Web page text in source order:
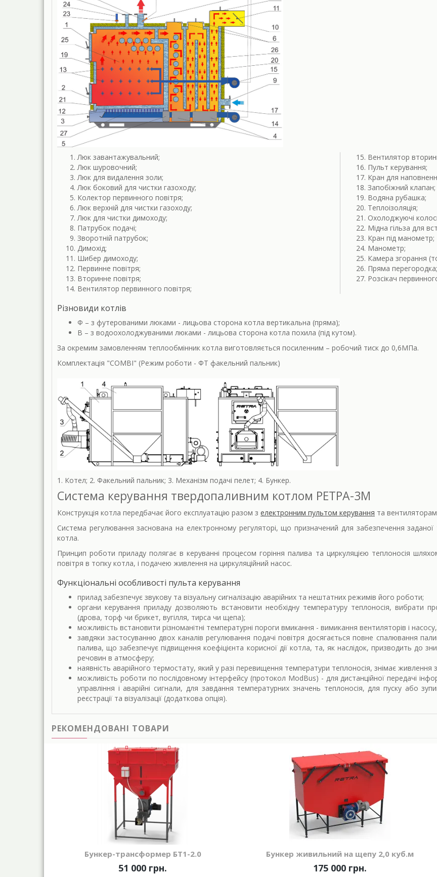
Люк завантажувальний;
Люк шуровочний;
Люк для видалення золи;
Люк боковий для чистки газоходу;
Колектор первинного повітря;
Люк верхній для чистки газоходу;
Люк для чистки димоходу;
Патрубок подачі;
Зворотній патрубок;
Димохід;
Шибер димоходу;
Первинне повітря;
Вторинне повітря;
Вентилятор первинного повітря;
Вентилятор
Пульт керування;
Кран для
Запобіжний клапан;
Водяна рубашка;
Теплоізоляція;
Охолоджуючі
Мідна гільза для
Кран під манометр;
Манометр;
Камера згорання
Пряма перегородка;
Розсікач
Різновиди котлів
Ф – з футерованими люками - лицьова сторона котла вертикальна (пряма);
В – з водоохолоджуваними люками - лицьова сторона котла похила (під кутом).
За окремим замовленням теплообмінник котла виготовляється посиленним – робочий тиск до 0,6МПа.
Комплектація "COMBI" (Режим роботи - ФТ факельний пальник)
1. Котел; 2. Факельний пальник; 3. Механізм подачі пелет; 4. Бункер.
Система керування твердопаливним котлом РЕТРА-3М
Конструкція котла передбачає його експлуатацію разом з електронним пультом керування та
Система регулювання заснована на електронному регуляторі, що призначений для забезпечення
котла.
Принцип роботи приладу полягає в керуванні процесом горіння палива та циркуляцією теплоносія
повітря в топку котла, і подачею живлення на циркуляційний насос.
Функціональні особливості пульта керування
прилад забезпечує звукову та візуальну сигналізацію аварійних та нештатних режимів його роботи;
органи керування приладу дозволяють встановити необхідну температуру теплоносія, вибрати
(дрова, торф чи брикет, вугілля, тирса чи щепа);
можливість встановити різноманітні температурні пороги вмикання - вимикання вентиляторів і
завдяки застосуванню двох каналів регулювання подачі повітря досягається повне спалювання
палива, що забезпечує підвищення коефіцієнта корисної дії котла, та, як наслідок, призводить до
речовин в атмосферу;
наявність аварійного термостату, який у разі перевищення температури теплоносія, знімає живлення
можливість роботи по послідовному інтерфейсу (протокол ModBus) - для дистанційної передачі
управління і аварійні сигнали, для завдання температурних значень теплоносія, для пуску або
реєстрації та візуалізації (додаткова опція).
РЕКОМЕНДОВАНІ ТОВАРИ
Бункер-трансформер БТ1-2.0
51 000 грн.
Бункер живильний на щепу 2,0 куб.м
175 000 грн.